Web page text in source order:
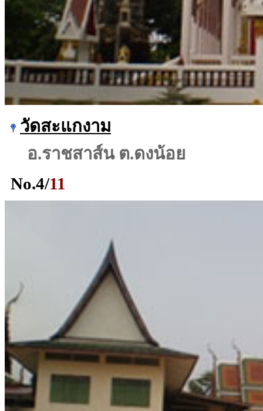
วัดสะแกงาม
อ.ราชสาส์น ต.ดงน้อย
No.4/11